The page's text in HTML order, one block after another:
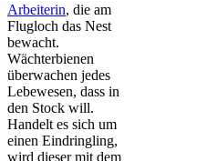
Arbeiterin, die am
Flugloch das Nest
bewacht.
Wächterbienen
überwachen jedes
Lebewesen, dass in
den Stock will.
Handelt es sich um
einen Eindringling,
wird dieser mit dem